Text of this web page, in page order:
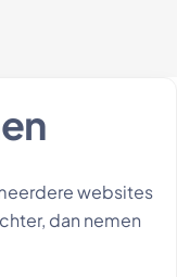
websites
dan nemen